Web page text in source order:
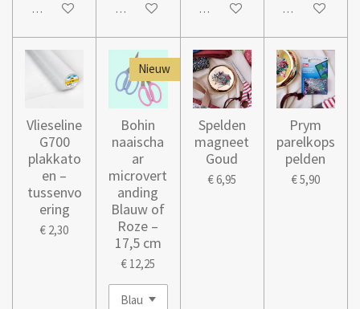
In winkelwagen In winkelwagen In winkelwagen In winkelwagen
Vlieseline
G700
plakkato
en –
tussenvo
ering
€ 2,30
Nieuw
Bohin
naaischa
ar
microvert
anding
Blauw of
Roze –
17,5 cm
€ 12,25
Spelden
magneet
Goud
€ 6,95
Prym
parelkops
pelden
€ 5,90